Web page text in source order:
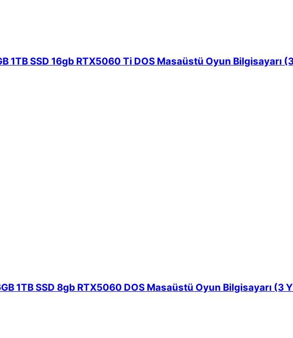
1TB SSD 16gb RTX5060 Ti DOS Masaüstü Oyun Bilgisayarı
1TB SSD 8gb RTX5060 DOS Masaüstü Oyun Bilgisayarı (3